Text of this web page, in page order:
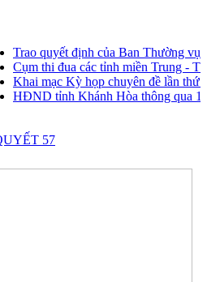
Trao quyết định của Ban Thường vụ
Cụm thi đua các tỉnh miền Trung -
Khai mạc Kỳ họp chuyên đề lần thứ
HĐND tỉnh Khánh Hòa thông qua
57